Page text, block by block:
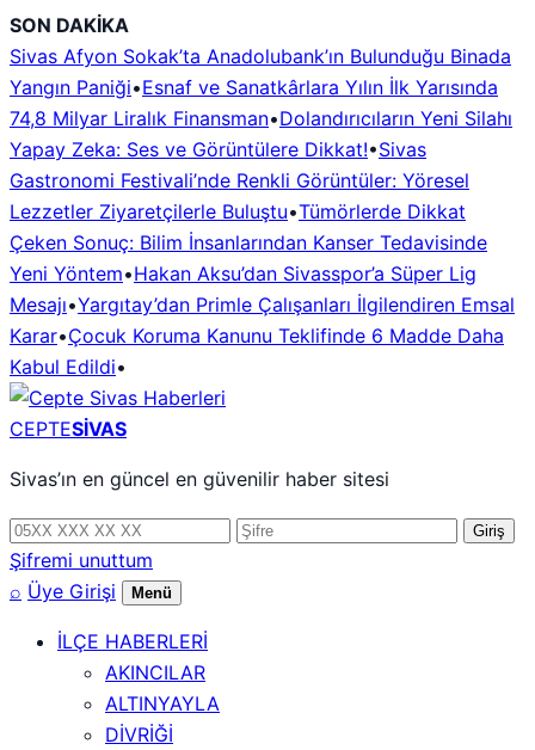
İçeriğe
geç
SON DAKİKA
Sivas Afyon Sokak’ta Anadolubank’ın Bulunduğu Binada
Yangın Paniği•Esnaf ve Sanatkârlara Yılın İlk Yarısında
74,8 Milyar Liralık Finansman•Dolandırıcıların Yeni Silahı
Yapay Zeka: Ses ve Görüntülere Dikkat!•Sivas
Gastronomi Festivali’nde Renkli Görüntüler: Yöresel
Lezzetler Ziyaretçilerle Buluştu•Tümörlerde Dikkat
Çeken Sonuç: Bilim İnsanlarından Kanser Tedavisinde
Yeni Yöntem•Hakan Aksu’dan Sivasspor’a Süper Lig
Mesajı•Yargıtay’dan Primle Çalışanları İlgilendiren Emsal
Karar•Çocuk Koruma Kanunu Teklifinde 6 Madde Daha
Kabul Edildi•
CEPTESİVAS
Sivas’ın en güncel en güvenilir haber sitesi
Telefon
numarası
Şifre Giriş
Şifremi unuttum
⌕ Üye Girişi Menü
İLÇE HABERLERİ
AKINCILAR
ALTINYAYLA
DİVRİĞİ